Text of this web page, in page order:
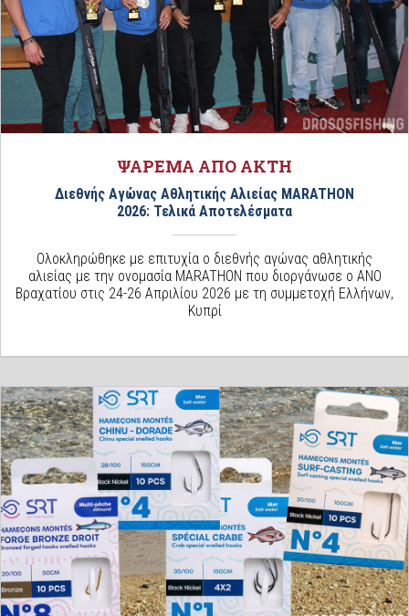
ΨΑΡΕΜΑ ΑΠΟ ΑΚΤΗ
Διεθνής Αγώνας Αθλητικής Αλιείας MARATHON
2026: Τελικά Αποτελέσματα
Ολοκληρώθηκε με επιτυχία ο διεθνής αγώνας αθλητικής
αλιείας με την ονομασία MARATHON που διοργάνωσε ο ΑΝΟ
Βραχατίου στις 24-26 Απριλίου 2026 με τη συμμετοχή Ελλήνων,
Κυπρί